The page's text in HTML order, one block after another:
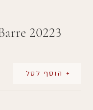
20223
+ הוסף לסל